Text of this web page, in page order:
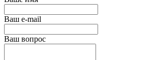
Ваш e-mail
Ваш вопрос